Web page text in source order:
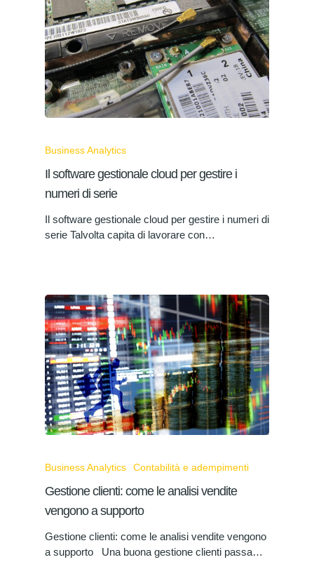
Business Analytics
Il software gestionale cloud per gestire i
numeri di serie
Il software gestionale cloud per gestire i numeri di
serie Talvolta capita di lavorare con…
Business Analytics Contabilità e adempimenti
Gestione clienti: come le analisi vendite
vengono a supporto
Gestione clienti: come le analisi vendite vengono
a supporto Una buona gestione clienti passa…